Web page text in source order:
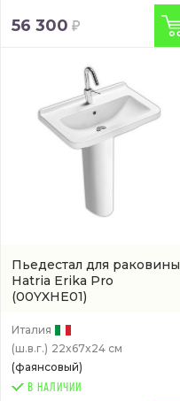
56 300
Пьедестал для раковины
Hatria Erika Pro
(00YXHE01)
Италия
(ш.в.г.) 22x67x24 см
(фаянсовый)
В НАЛИЧИИ